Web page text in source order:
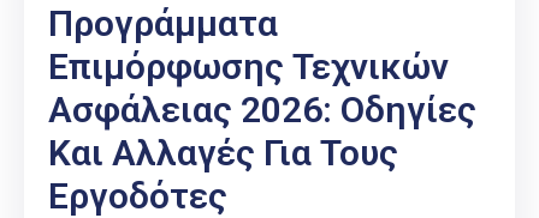
Προγράμματα
Επιμόρφωσης Τεχνικών
Ασφάλειας 2026: Οδηγίες
Και Αλλαγές Για Τους
Εργοδότες